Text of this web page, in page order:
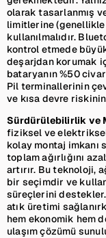
olarak tasarlanmış
limitlerine (genellikle
kullanılmalıdır.
kontrol etmede
deşarjdan korumak
bataryanın %50
Pil terminallerinin
ve kısa devre
Sürdürülebilirlik ve
fiziksel ve
kolay montaj imkanı
toplam ağırlığını
artırır. Bu teknoloji,
bir seçimdir ve
süreçlerini
atık üretimi
hem ekonomik hem
ulaşım çözümü